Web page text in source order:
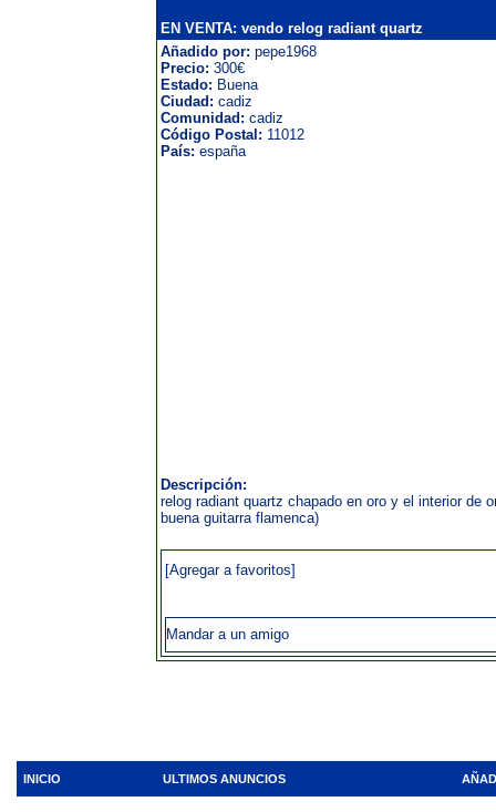
EN VENTA: vendo relog radiant quartz
Añadido por: pepe1968
Precio: 300€
Estado: Buena
Ciudad: cadiz
Comunidad: cadiz
Código Postal: 11012
País: españa
Descripción:
relog radiant quartz chapado en oro y el interior de
buena guitarra flamenca)
[Agregar a favoritos]
Mandar a un amigo
INICIO ULTIMOS ANUNCIOS